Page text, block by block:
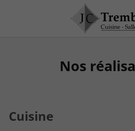
Nos
Cuisine